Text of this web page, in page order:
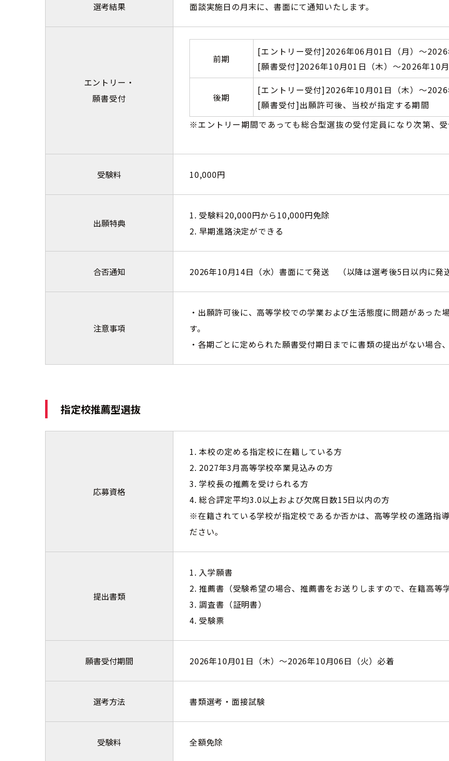
選考結果 面談実施日の月末に、書面にて通知いたします。
エントリー・
願書受付
前期
[エントリー受付]2026年06月01日（月）～
[願書受付]2026年10月01日（木）～2026年10
後期
[エントリー受付]2026年10月01日（木）～
[願書受付]出願許可後、当校が指定する期間
※エントリー期間であっても総合型選抜の受付定員になり次第、
受験料 10,000円
出願特典
1. 受験料20,000円から10,000円免除
2. 早期進路決定ができる
合否通知 2026年10月14日（水）書面にて発送 （以降は選考後5日以内に発
注意事項
・出願許可後に、高等学校での学業および生活態度に問題があっ
す。
・各期ごとに定められた願書受付期日までに書類の提出がない場合
指定校推薦型選抜
応募資格
1. 本校の定める指定校に在籍している方
2. 2027年3月高等学校卒業見込みの方
3. 学校長の推薦を受けられる方
4. 総合評定平均3.0以上および欠席日数15日以内の方
※在籍されている学校が指定校であるか否かは、高等学校の進路指
ださい。
提出書類
1. 入学願書
2. 推薦書（受験希望の場合、推薦書をお送りしますので、在籍高等
3. 調査書（証明書）
4. 受験票
願書受付期間 2026年10月01日（木）～2026年10月06日（火）必着
選考方法 書類選考・面接試験
受験料 全額免除